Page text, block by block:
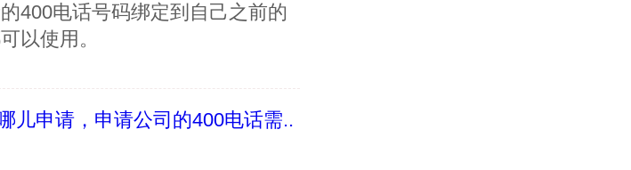
400电话号码绑定到自己之前的
以使用。
儿申请，申请公司的400电话需..